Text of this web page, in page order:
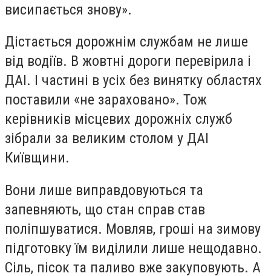
висипається знову».
Дістається дорожнім службам не лише
від водіїв. В жовтні дороги перевірила і
ДАІ. І частині в усіх без винятку областях
поставили «не зараховано». Тож
керівників місцевих дорожніх служб
зібрали за великим столом у ДАІ
Київщини.
Вони лише виправдовуються та
запевняють, що стан справ став
поліпшуватися. Мовляв, гроші на зимову
підготовку їм виділили лише нещодавно.
Сіль, пісок та паливо вже закуповують. А